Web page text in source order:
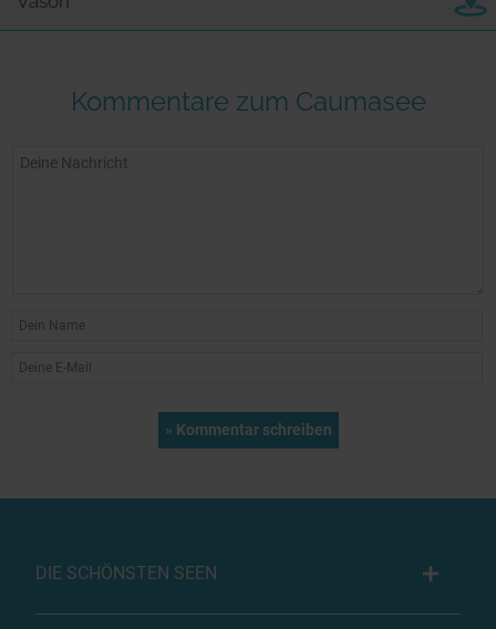
Kommentare zum Caumasee
DIE SCHÖNSTEN SEEN